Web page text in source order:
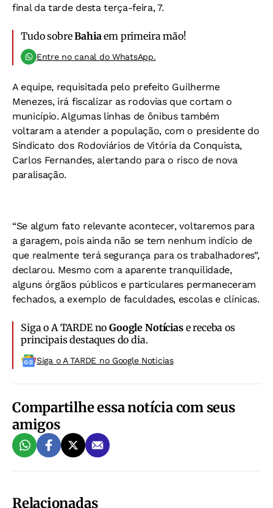
final da tarde desta terça-feira, 7.
Tudo sobreBahiaem primeira mão!
Entre no canal do WhatsApp.
A equipe, requisitada pelo prefeito Guilherme
Menezes, irá fiscalizar as rodovias que cortam o
município. Algumas linhas de ônibus também
voltaram a atender a população, com o presidente do
Sindicato dos Rodoviários de Vitória da Conquista,
Carlos Fernandes, alertando para o risco de nova
paralisação.
“Se algum fato relevante acontecer, voltaremos para
a garagem, pois ainda não se tem nenhum indício de
que realmente terá segurança para os trabalhadores”,
declarou. Mesmo com a aparente tranquilidade,
alguns órgãos públicos e particulares permaneceram
fechados, a exemplo de faculdades, escolas e clínicas.
Siga o A TARDE noGoogle Notíciase receba os
principais destaques do dia.
Siga o A TARDE no Google Noticias
Compartilhe essa notícia com seus
amigos
Relacionadas